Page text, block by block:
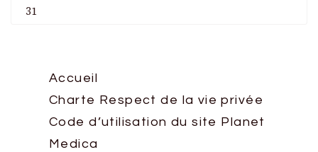
31
Accueil
Charte Respect de la vie privée
Code d’utilisation du site Planet
Medica